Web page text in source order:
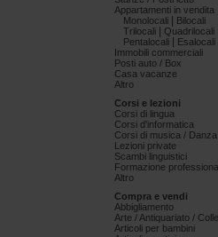
Appartamenti in vendita
Monolocali
Bilocali
Trilocali
Quadrilocali
Pentalocali
Esalocali
Immobili commerciali
Posti auto / Box
Casa vacanze
Altro
Corsi e lezioni
Corsi di lingua
Corsi d'informatica
Corsi di musica /
Lezioni private
Scambi linguistici
Formazione
Altro
Compra e vendi
Abbigliamento
Arte / Antiquariato /
Articoli per bambini